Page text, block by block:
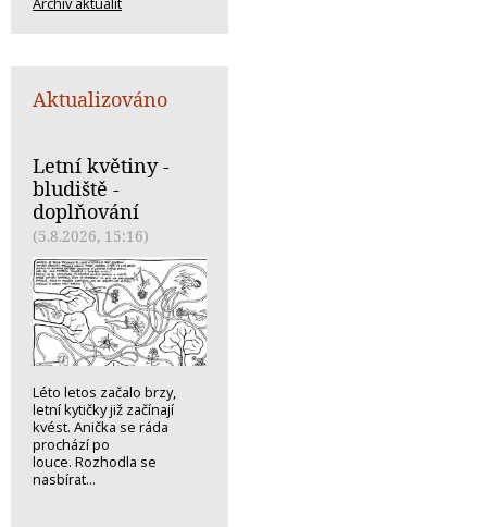
Aktualizováno
Letní květiny -
bludiště -
doplňování
(5.8.2026, 15:16)
Léto letos začalo brzy,
letní kytičky již začínají
kvést. Anička se ráda
prochází po
louce. Rozhodla se
nasbírat...